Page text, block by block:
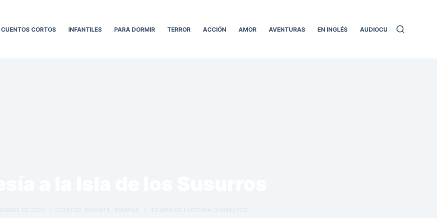
CUENTOS CORTOS INFANTILES PARA DORMIR TERROR ACCIÓN AMOR AVENTURAS EN INGLÉS AUDIOCUENTOS